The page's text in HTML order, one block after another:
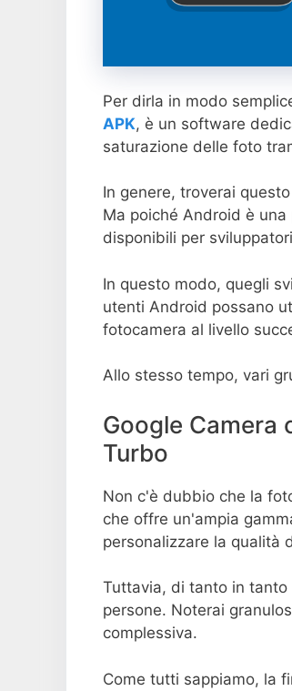
Per dirla in modo
APK, è un software
saturazione delle foto
In genere, troverai
Ma poiché Android è
disponibili per
In questo modo, quegli
utenti Android possano
fotocamera al livello
Allo stesso tempo, vari
Google Camera
Turbo
Non c'è dubbio che la
che offre un'ampia
personalizzare la qualità
Tuttavia, di tanto in
persone. Noterai
complessiva.
Come tutti sappiamo, la